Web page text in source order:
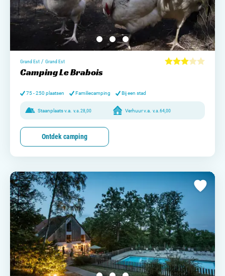
Grand Est / Grand Est
Camping Le Brabois
75 - 250 plaatsen Familiecamping Bij een stad
Staanplaats v.a. v.a. 28,00 Verhuur v.a. v.a. 64,00
Ontdek camping